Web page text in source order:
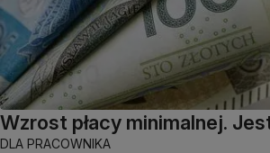
Wzrost płacy minimalnej.
DLA PRACOWNIKA